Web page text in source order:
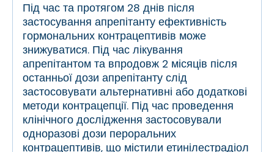
Під час та протягом 28 днів після
застосування апрепітанту ефективність
гормональних контрацептивів може
знижуватися. Під час лікування
апрепітантом та впродовж 2 місяців після
останньої дози апрепітанту слід
застосовувати альтернативні або додаткові
методи контрацепції. Під час проведення
клінічного дослідження застосовували
одноразові дози пероральних
контрацептивів, що містили етинілестрадіол